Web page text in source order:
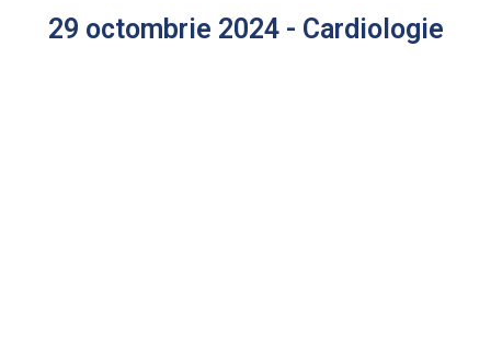
29 octombrie 2024 - Cardiologie